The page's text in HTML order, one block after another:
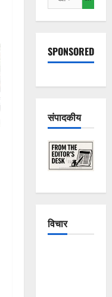
को
खोजें:
SPONSORED
संपादकीय
विचार